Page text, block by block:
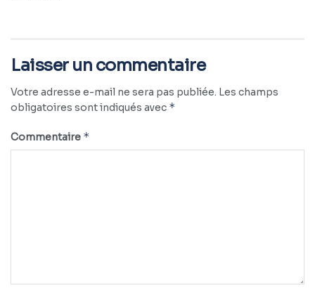
Laisser un commentaire
Votre adresse e-mail ne sera pas publiée. Les champs
obligatoires sont indiqués avec *
Commentaire *